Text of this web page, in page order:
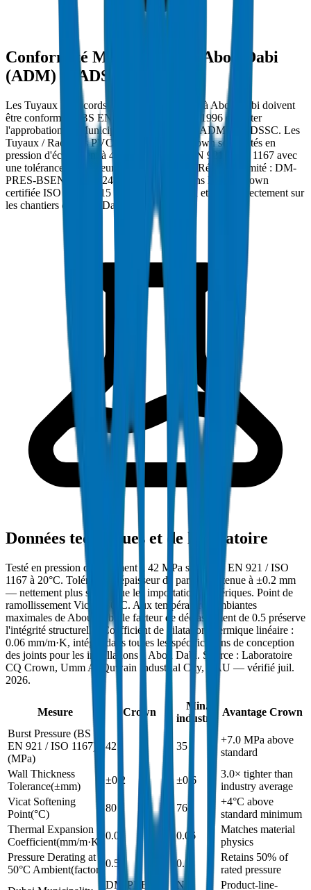
Conformité Municipalité d'Abou Dabi
(ADM) et ADSSC
Les Tuyaux / Raccords PVC Haute Pression à Abou Dabi doivent
être conformes à BS EN 1452 / ISO 4422-2:1996 et porter
l'approbation de Municipalité d'Abou Dabi (ADM) et ADSSC. Les
Tuyaux / Raccords PVC Haute Pression Crown sont testés en
pression d'éclatement à 42 MPa selon BS EN 921 / ISO 1167 avec
une tolérance d'épaisseur de paroi ±0.2mm. Réf. conformité : DM-
PRES-BSEN1452-2024-001. Fabriqués dans l'usine Crown
certifiée ISO 9001:2015 à Umm Al Quwain et livrés directement sur
les chantiers de Abou Dabi.
Données techniques et de laboratoire
Testé en pression d'éclatement à 42 MPa selon BS EN 921 / ISO
1167 à 20°C. Tolérance d'épaisseur de paroi maintenue à ±0.2 mm
— nettement plus stricte que les importations génériques. Point de
ramollissement Vicat : 80°C. Aux températures ambiantes
maximales de Abou Dabi, le facteur de déclassement de 0.5 préserve
l'intégrité structurelle. Coefficient de dilatation thermique linéaire :
0.06 mm/m·K, intégré dans toutes les spécifications de conception
des joints pour les installations à Abou Dabi. Source : Laboratoire
CQ Crown, Umm Al Quwain Industrial City, EAU — vérifié juil.
2026.
Mesure Crown
Min.
industrie
Avantage Crown
Burst Pressure (BS
EN 921 / ISO 1167)
(MPa)
42 35
+7.0 MPa above
standard
Wall Thickness
Tolerance(±mm)
±0.2 ±0.6
3.0× tighter than
industry average
Vicat Softening
Point(°C)
80 76
+4°C above
standard minimum
Thermal Expansion
Coefficient(mm/m·K
0.06 0.06
Matches material
physics
Pressure Derating at
50°C Ambient(factor
0.5 0.5
Retains 50% of
rated pressure
DM-PRES-
Not
Product-line-